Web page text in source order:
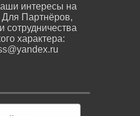
интересы на
Для Партнёров,
сотрудничества
характера: